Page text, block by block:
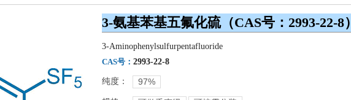
3-氨基苯基五氟化硫（CAS号：2993-22-8）
3-Aminophenylsulfurpentafluoride
CAS号： 2993-22-8
纯度： 97%